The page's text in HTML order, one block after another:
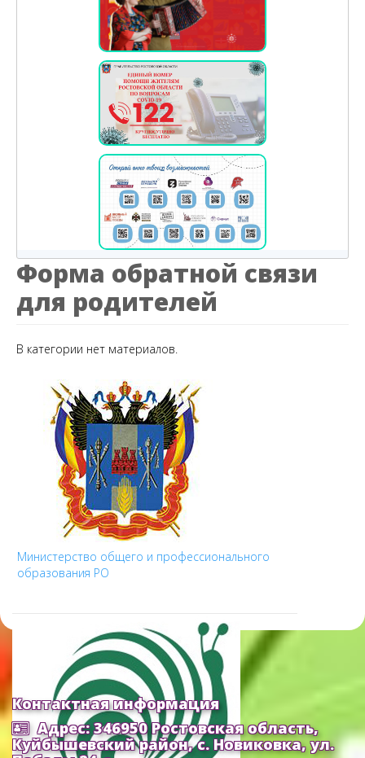
Форма обратной связи
для родителей
В категории нет материалов.
Министерство общего и профессионального
образования РО
Контактная информация
Адрес: 346950 Ростовская область,
Куйбышевский район, с. Новиковка, ул.